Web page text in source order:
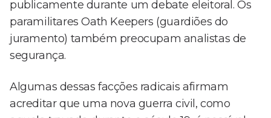
publicamente durante um debate eleitoral. Os
paramilitares Oath Keepers (guardiões do
juramento) também preocupam analistas de
segurança.
Algumas dessas facções radicais afirmam
acreditar que uma nova guerra civil, como